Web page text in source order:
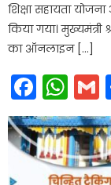
शिक्षा सहायता
किया गया। मुख्यमंत्री
का ऑनलाइन […]